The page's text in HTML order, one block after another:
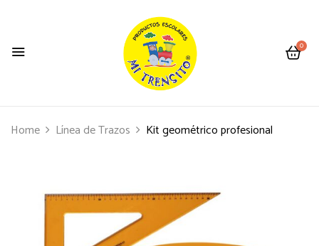
0
Home Línea de Trazos Kit geométrico profesional